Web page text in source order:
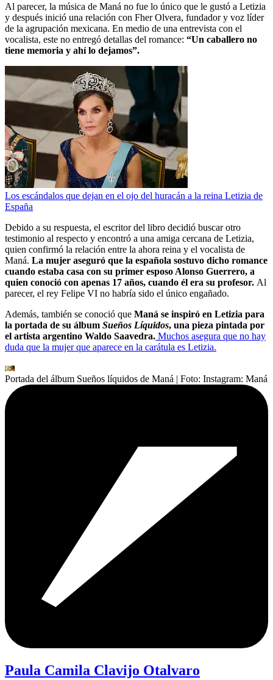
Al parecer, la música de Maná no fue lo único que le gustó a Letizia
y después inició una relación con Fher Olvera, fundador y voz líder
de la agrupación mexicana. En medio de una entrevista con el
vocalista, este no entregó detallas del romance: “Un caballero no
tiene memoria y ahí lo dejamos”.
Los escándalos que dejan en el ojo del huracán a la reina Letizia de
España
Debido a su respuesta, el escritor del libro decidió buscar otro
testimonio al respecto y encontró a una amiga cercana de Letizia,
quien confirmó la relación entre la ahora reina y el vocalista de
Maná. La mujer aseguró que la española sostuvo dicho romance
cuando estaba casa con su primer esposo Alonso Guerrero, a
quien conoció con apenas 17 años, cuando él era su profesor. Al
parecer, el rey Felipe VI no habría sido el único engañado.
Además, también se conoció que Maná se inspiró en Letizia para
la portada de su álbum Sueños Líquidos, una pieza pintada por
el artista argentino Waldo Saavedra. Muchos asegura que no hay
duda que la mujer que aparece en la carátula es Letizia.
Portada del álbum Sueños líquidos de Maná | Foto: Instagram: Maná
Paula Camila Clavijo Otalvaro